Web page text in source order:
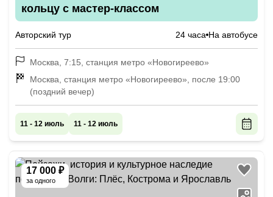
кольцу с мастер-классом
Авторский тур 24 часа На автобусе
Москва, 7:15, станция метро «Новогиреево»
Москва, станция метро «Новогиреево», после 19:00
(поздний вечер)
11 - 12 июль 11 - 12 июль
17 000 ₽
за одного